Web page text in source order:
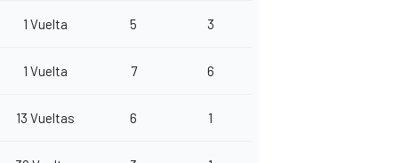
1 Vuelta 5 3
1 Vuelta 7 6
13 Vueltas 6 1